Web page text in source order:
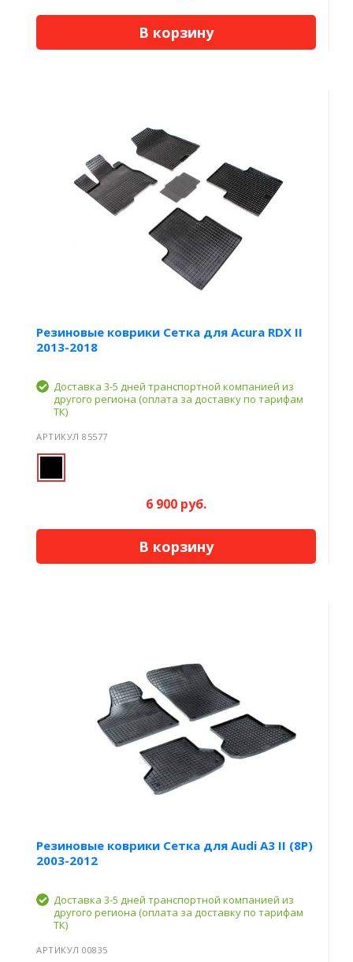
В корзину
Резиновые коврики Сетка для Acura RDX II
2013-2018
Доставка 3-5 дней транспортной компанией из
другого региона (оплата за доставку по тарифам
ТК)
АРТИКУЛ 85577
6 900 руб.
В корзину
Резиновые коврики Сетка для Audi A3 II (8P)
2003-2012
Доставка 3-5 дней транспортной компанией из
другого региона (оплата за доставку по тарифам
ТК)
АРТИКУЛ 00835